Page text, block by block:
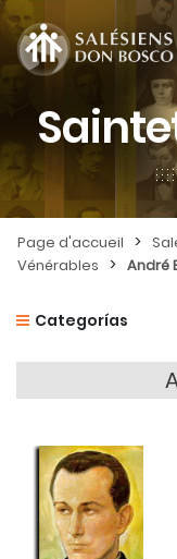
Page d'accueil >
Vénérables > André
Categorías